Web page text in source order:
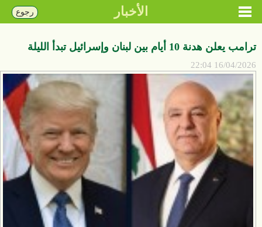
رجوع الأخبار
ترامب يعلن هدنة 10 أيام بين لبنان وإسرائيل تبدأ الليلة
16/04/2026 22:04